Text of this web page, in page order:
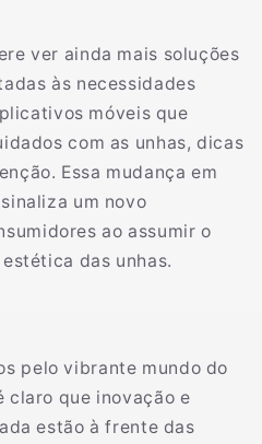
ver ainda mais soluções
às necessidades
móveis que
com as unhas, dicas
Essa mudança em
um novo
ao assumir o
das unhas.
pelo vibrante mundo do
claro que inovação e
estão à frente das